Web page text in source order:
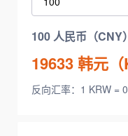
100 人民币（CNY
19633韩元（
反向汇率：1 KRW =